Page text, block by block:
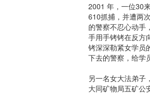
2001 年，一位30
610抓捕，并遭两
的警察不忍心动手
手用手铐铐在反方
铐深深勒紧女学员
下去的警察，给学
另一名女大法弟子
大同矿物局五矿公